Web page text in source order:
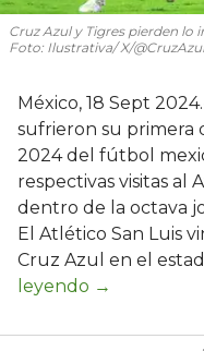
Cruz Azul y Tigres pierden lo
Foto: Ilustrativa/ X/
México, 18 Sept
sufrieron su primera
2024 del fútbol
respectivas visitas al
dentro de la octava
El Atlético San Luis
Cruz Azul en el